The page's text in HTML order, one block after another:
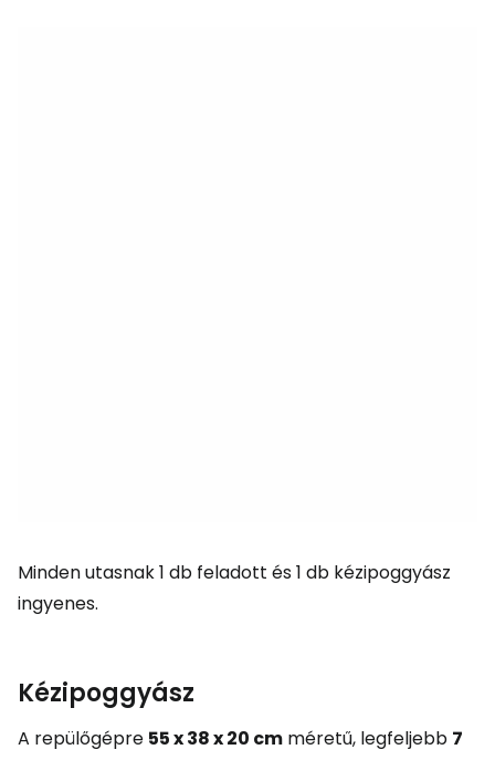
Minden utasnak 1 db feladott és 1 db kézipoggyász
ingyenes.
Kézipoggyász
A repülőgépre 55 x 38 x 20 cm méretű, legfeljebb 7